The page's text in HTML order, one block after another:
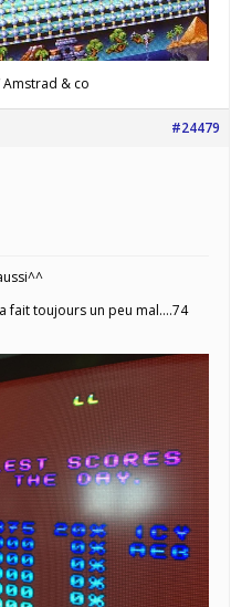
& co
#24479
fait toujours un peu mal….74